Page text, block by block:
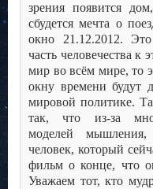
зрения появится
сбудется мечта о
окно 21.12.2012.
часть человечества к
мир во всём мире, то
окну времени будут
мировой политике.
так, что из-за
моделей
человек, который
фильм о конце, что
Уважаем тот, кто